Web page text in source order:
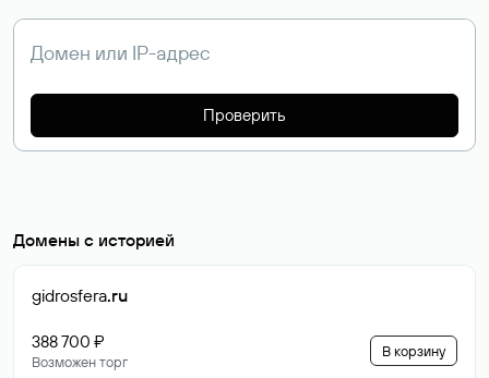
Проверить
Домены с историей
gidrosfera.ru
388 700 ₽
Возможен торг
В корзину